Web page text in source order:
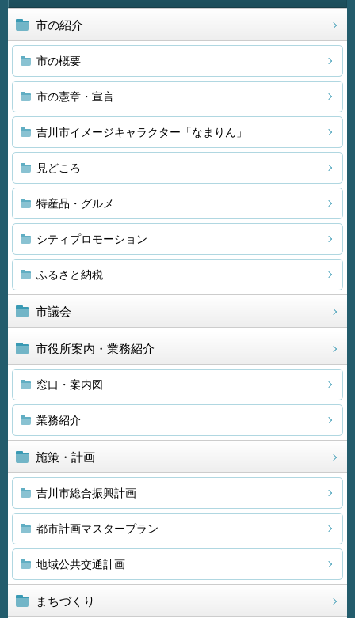
市の紹介
市の概要
市の憲章・宣言
吉川市イメージキャラクター「なまりん」
見どころ
特産品・グルメ
シティプロモーション
ふるさと納税
市議会
市役所案内・業務紹介
窓口・案内図
業務紹介
施策・計画
吉川市総合振興計画
都市計画マスタープラン
地域公共交通計画
まちづくり